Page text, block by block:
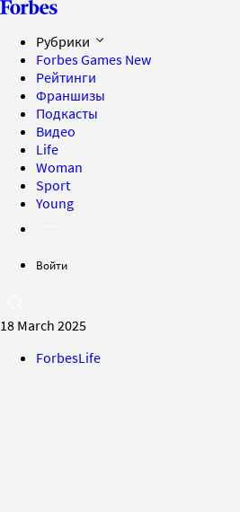
Рубрики
Forbes Games New
Рейтинги
Франшизы
Подкасты
Видео
Life
Woman
Sport
Young
Войти
18 March 2025
ForbesLife